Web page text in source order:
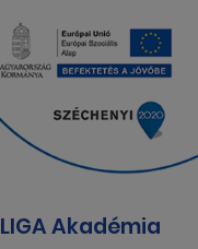
LIGA Akadémia